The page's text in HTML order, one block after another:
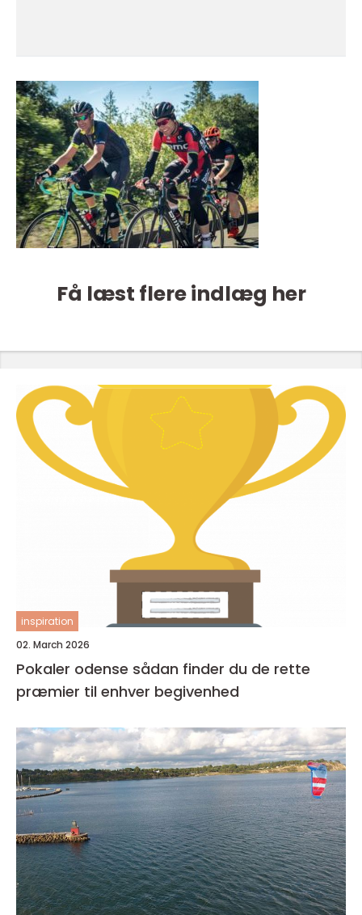
Få læst flere indlæg her
inspiration
02. March 2026
Pokaler odense sådan finder du de rette
præmier til enhver begivenhed